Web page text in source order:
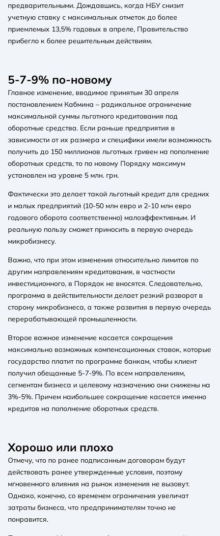
предварительными. Дождавшись, когда НБУ снизит
учетную ставку с максимальных отметок до более
приемлемых 13,5% годовых в апреле, Правительство
прибегло к более решительным действиям.
5-7-9% по-новому
Главное изменение, вводимое принятым 30 апреля
постановлением Кабмина – радикальное ограничение
максимальной суммы льготного кредитования под
оборотные средства. Если раньше предприятия в
зависимости от их размера и специфики имели возможность
получить до 150 миллионов льготных гривен на пополнение
оборотных средств, то по новому Порядку максимум
установлен на уровне 5 млн. грн.
Фактически это делает такой льготный кредит для средних
и малых предприятий (10-50 млн евро и 2-10 млн евро
годового оборота соответственно) малоэффективным. И
реальную пользу сможет приносить в первую очередь
микробизнесу.
Важно, что при этом изменения относительно лимитов по
другим направлениям кредитования, в частности
инвестиционного, в Порядок не вносятся. Следовательно,
программа в действительности делает резкий разворот в
сторону микробизнеса, а также развития в первую очередь
перерабатывающей промышленности.
Второе важное изменение касается сокращения
максимально возможных компенсационных ставок, которые
государство платит по программе банкам, чтобы клиент
получил обещанные 5-7-9%. По всем направлениям,
сегментам бизнеса и целевому назначению они снижены на
3%-5%. Причем наибольшее сокращение касается именно
кредитов на пополнение оборотных средств.
Хорошо или плохо
Отмечу, что по ранее подписанным договорам будут
действовать ранее утвержденные условия, поэтому
мгновенного влияния на рынок изменения не вызовут.
Однако, конечно, со временем ограничения увеличат
затраты бизнеса, что предпринимателям точно не
понравится.